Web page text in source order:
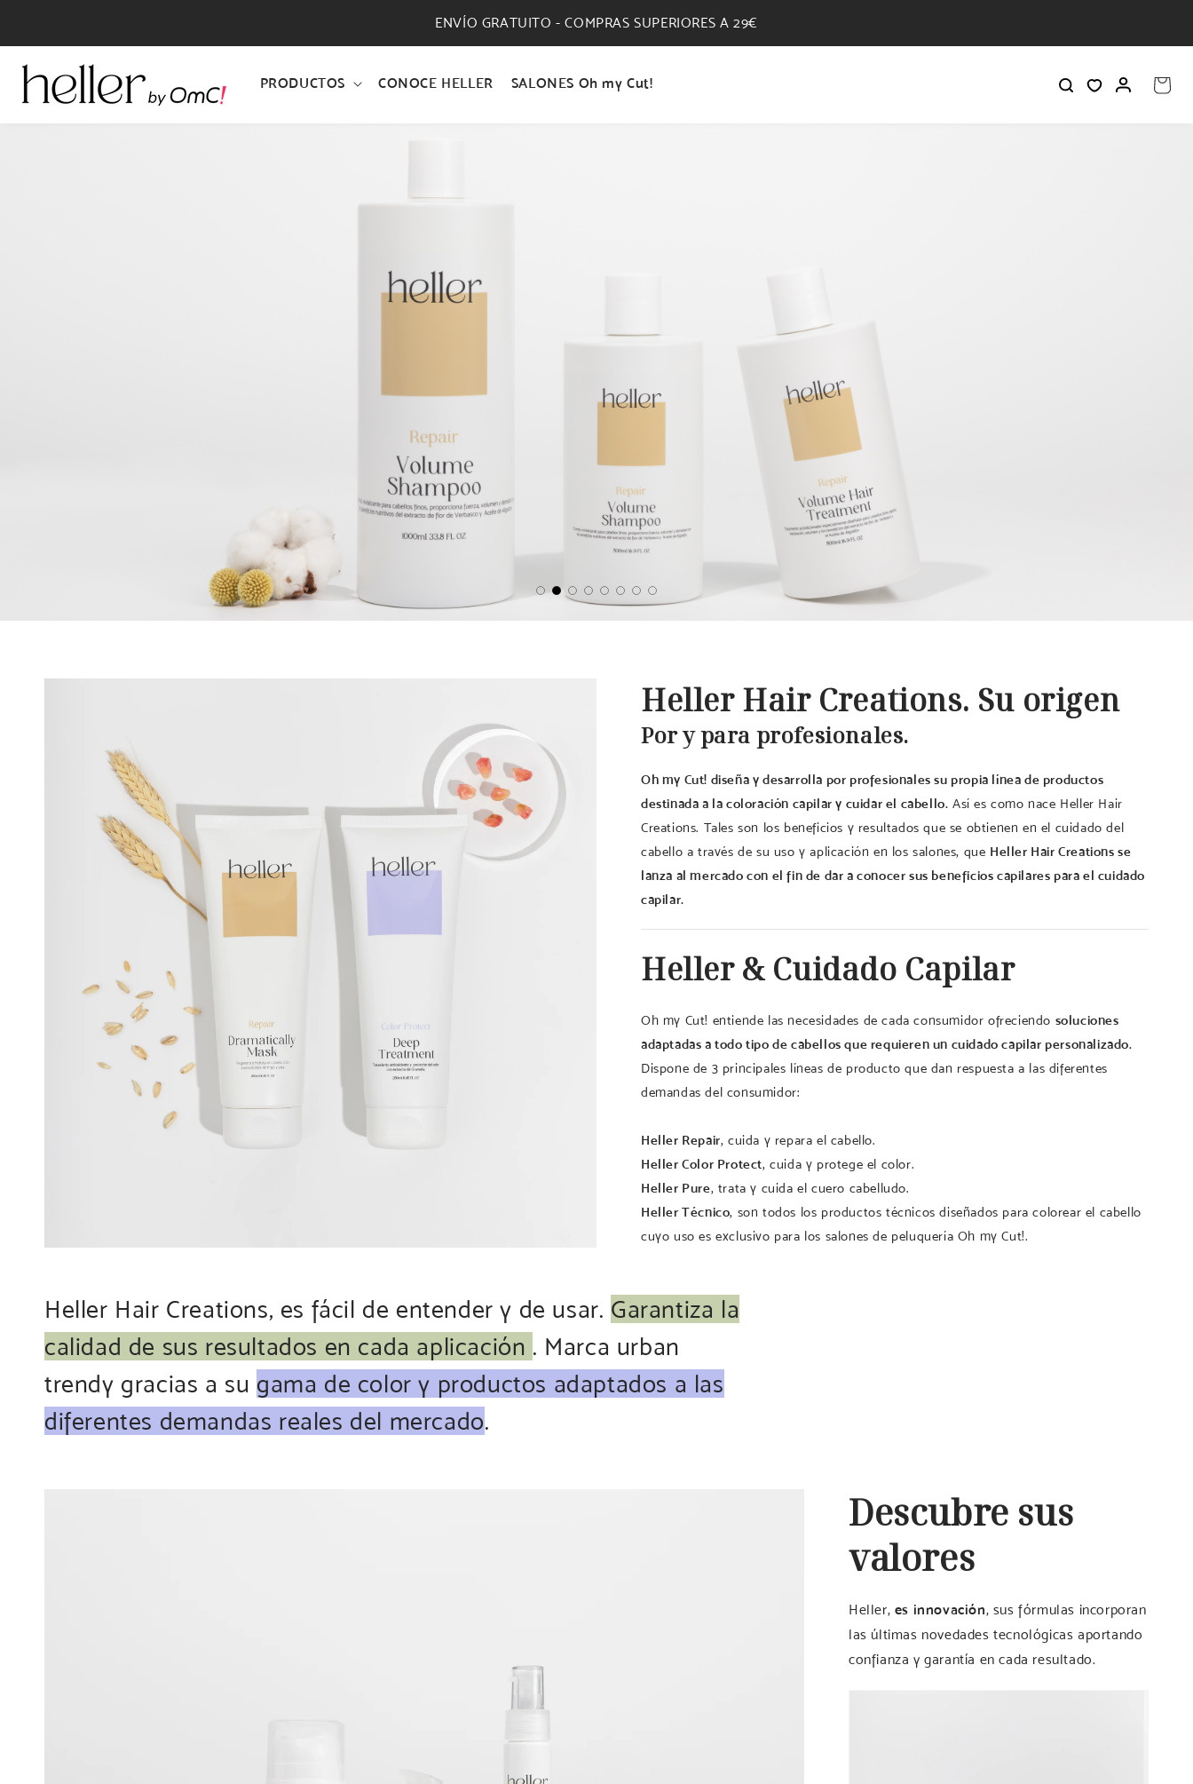
ENVÍO GRATUITO - COMPRAS SUPERIORES A 29€
PRODUCTOS CONOCE HELLER SALONES Oh my Cut!
sesión
Carrito
Heller Hair Creations. Su origen
Por y para profesionales.
Oh my Cut! diseña y desarrolla por profesionales su propia línea de productos
destinada a la coloración capilar y cuidar el cabello. Así es como nace Heller Hair
Creations. Tales son los beneficios y resultados que se obtienen en el cuidado del
cabello a través de su uso y aplicación en los salones, que Heller Hair Creations se
lanza al mercado con el fin de dar a conocer sus beneficios capilares para el cuidado
capilar.
Heller & Cuidado Capilar
Oh my Cut! entiende las necesidades de cada consumidor ofreciendo soluciones
adaptadas a todo tipo de cabellos que requieren un cuidado capilar personalizado.
Dispone de 3 principales líneas de producto que dan respuesta a las diferentes
demandas del consumidor:
Heller Repair, cuida y repara el cabello.
Heller Color Protect, cuida y protege el color.
Heller Pure, trata y cuida el cuero cabelludo.
Heller Técnico, son todos los productos técnicos diseñados para colorear el cabello
cuyo uso es exclusivo para los salones de peluquería Oh my Cut!.
Heller Hair Creations, es fácil de entender y de usar. Garantiza la
calidad de sus resultados en cada aplicación. Marca urban
trendy gracias a su gama de color y productos adaptados a las
diferentes demandas reales del mercado.
Descubre sus
valores
Heller, es innovación, sus fórmulas incorporan
las últimas novedades tecnológicas aportando
confianza y garantía en cada resultado.